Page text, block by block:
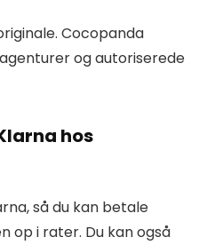
Cocopanda
og autoriserede
hos
så du kan betale
op i rater. Du kan også